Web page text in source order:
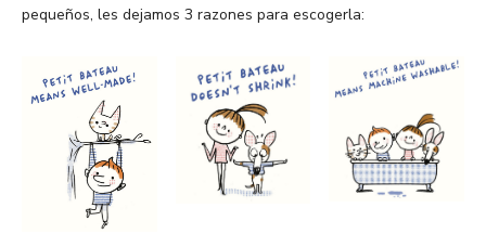
pequeños, les dejamos 3 razones para escogerla: